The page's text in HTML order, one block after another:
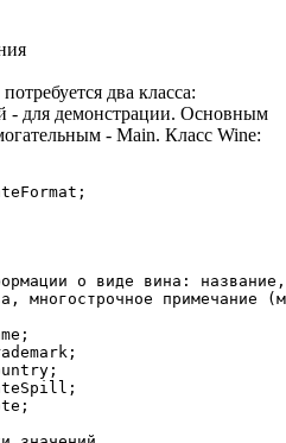
два класса:
- для демонстрации. Основным
- Main. Класс Wine: